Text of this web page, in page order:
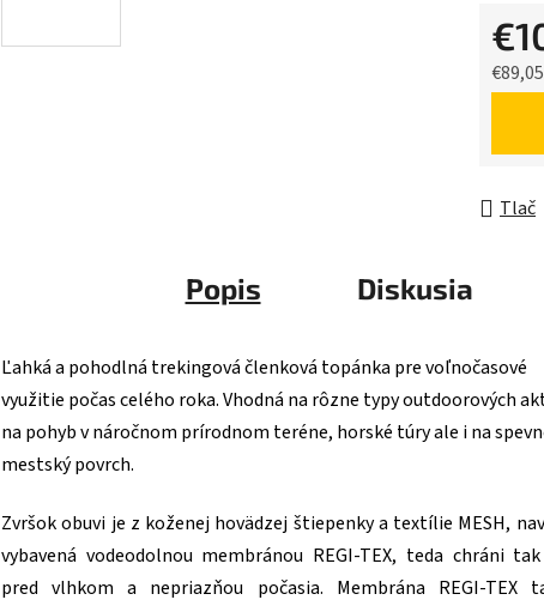
Tlač
Popis Diskusia
Ľahká a pohodlná trekingová členková topánka pre voľnočasové
využitie počas celého roka. Vhodná na rôzne typy outdoorových
na pohyb v náročnom prírodnom teréne, horské túry ale i na
mestský povrch.
Zvršok obuvi je z koženej hovädzej štiepenkya textílie MESH,
vybavená vodeodolnou membránou REGI-TEX, teda chráni
pred vlhkom a nepriazňou počasia. Membrána REGI-TEX